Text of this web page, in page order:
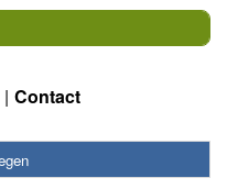
Contact